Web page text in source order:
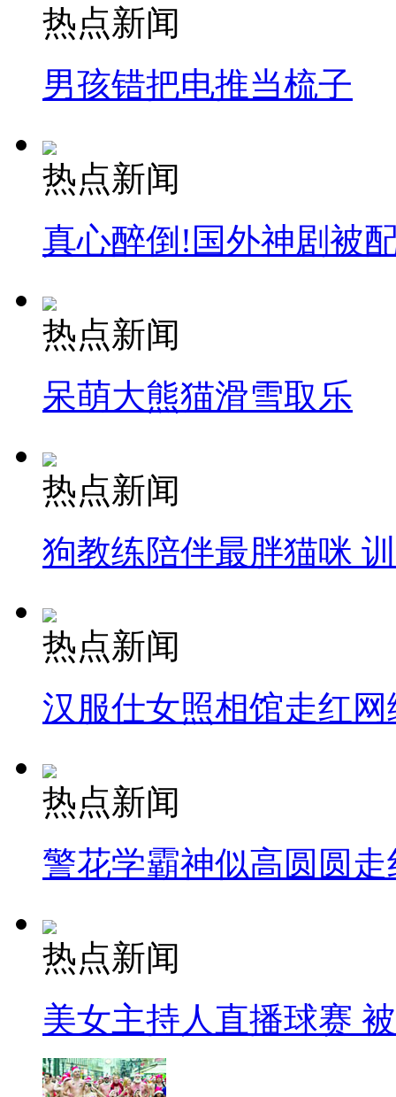
热点新闻
男孩错把电推当梳子
热点新闻
真心醉倒!国外神剧被
热点新闻
呆萌大熊猫滑雪取乐
热点新闻
狗教练陪伴最胖猫咪
热点新闻
汉服仕女照相馆走红网
热点新闻
警花学霸神似高圆圆走
热点新闻
美女主持人直播球赛